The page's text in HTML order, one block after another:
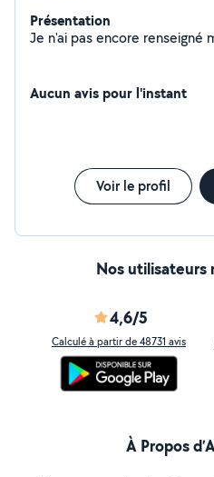
Présentation
Aucun avis pour l'instant
Voir le profil
Nos utilisateurs
4,6/5
Calculé à partir de 48731 avis
À Propos